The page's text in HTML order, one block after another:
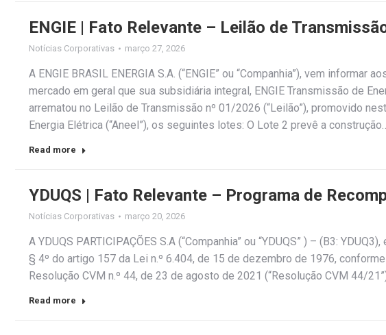
ENGIE | Fato Relevante – Leilão de
Notícias Corporativas março 27, 2026
A ENGIE BRASIL ENERGIA S.A. (“ENGIE” ou “Companhia”), vem informar
mercado em geral que sua subsidiária integral, ENGIE Transmissão de
arrematou no Leilão de Transmissão nº 01/2026 (“Leilão”), promovido
Energia Elétrica (“Aneel”), os seguintes lotes: O Lote 2 prevê a
Read more
YDUQS | Fato Relevante – Programa de
Notícias Corporativas março 20, 2026
A YDUQS PARTICIPAÇÕES S.A (“Companhia” ou “YDUQS” ) – (B3:
§ 4º do artigo 157 da Lei n.º 6.404, de 15 de dezembro de 1976, conforme
Resolução CVM n.º 44, de 23 de agosto de 2021 (“Resolução CVM 44/
Read more